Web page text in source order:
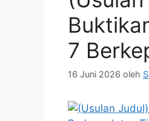
7
16 Juni 2026 oleh